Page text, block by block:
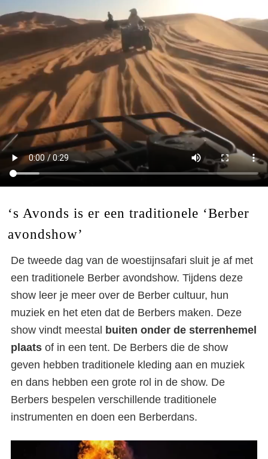
‘s Avonds is er een traditionele ‘Berber
avondshow’
De tweede dag van de woestijnsafari sluit je af met
een traditionele Berber avondshow. Tijdens deze
show leer je meer over de Berber cultuur, hun
muziek en het eten dat de Berbers maken. Deze
show vindt meestal buiten onder de sterrenhemel
plaats of in een tent. De Berbers die de show
geven hebben traditionele kleding aan en muziek
en dans hebben een grote rol in de show. De
Berbers bespelen verschillende traditionele
instrumenten en doen een Berberdans.